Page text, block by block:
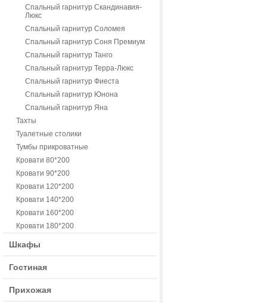
Спальный гарнитур Скандинавия-
Люкс
Спальный гарнитур Соломея
Спальный гарнитур Соня Премиум
Спальный гарнитур Танго
Спальный гарнитур Терра-Люкс
Спальный гарнитур Фиеста
Спальный гарнитур Юнона
Спальный гарнитур Яна
Тахты
Туалетные столики
Тумбы прикроватные
Кровати 80*200
Кровати 90*200
Кровати 120*200
Кровати 140*200
Кровати 160*200
Кровати 180*200
Шкафы
Гостиная
Прихожая